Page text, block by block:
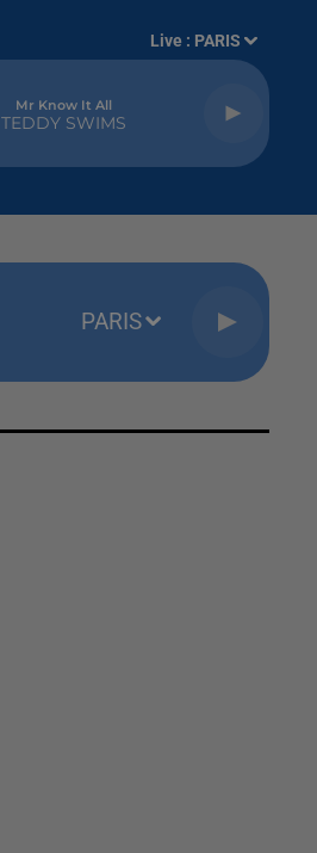
Live : PARIS
Mr Know It All
TEDDY SWIMS
PARIS